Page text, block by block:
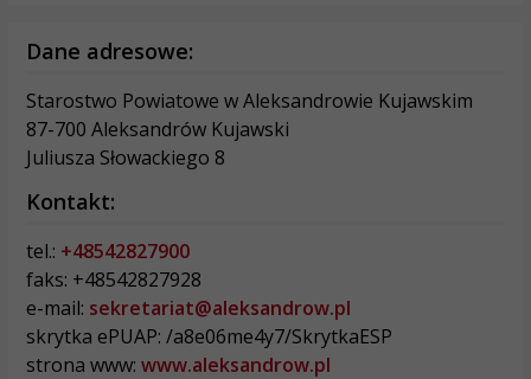
Dane adresowe:
Starostwo Powiatowe w Aleksandrowie Kujawskim
87-700 Aleksandrów Kujawski
Juliusza Słowackiego 8
Kontakt:
tel.: +48542827900
faks: +48542827928
e-mail: sekretariat@aleksandrow.pl
skrytka ePUAP: /a8e06me4y7/SkrytkaESP
strona www: www.aleksandrow.pl